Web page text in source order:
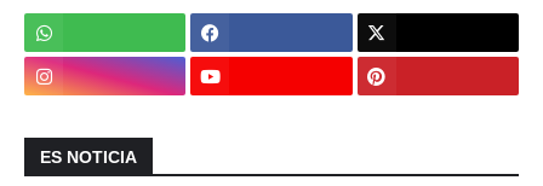
ES NOTICIA